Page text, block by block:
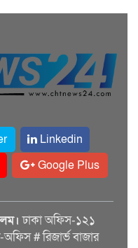
Linkedin
Google Plus
ঢাকা অফিস-১২১
অফিস # রিজার্ভ বাজার